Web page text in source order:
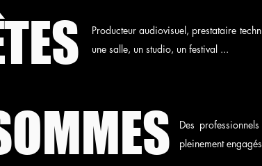
Producteur audiovisuel, prestataire
une salle, un studio, un festival ...
Des
pleinement